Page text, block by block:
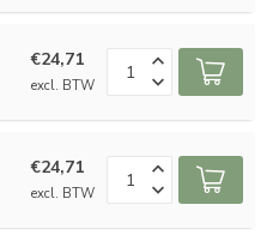
€24,71
excl. BTW
€24,71
excl. BTW